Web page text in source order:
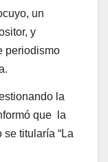
un
y
periodismo
la
que la
titularía “La